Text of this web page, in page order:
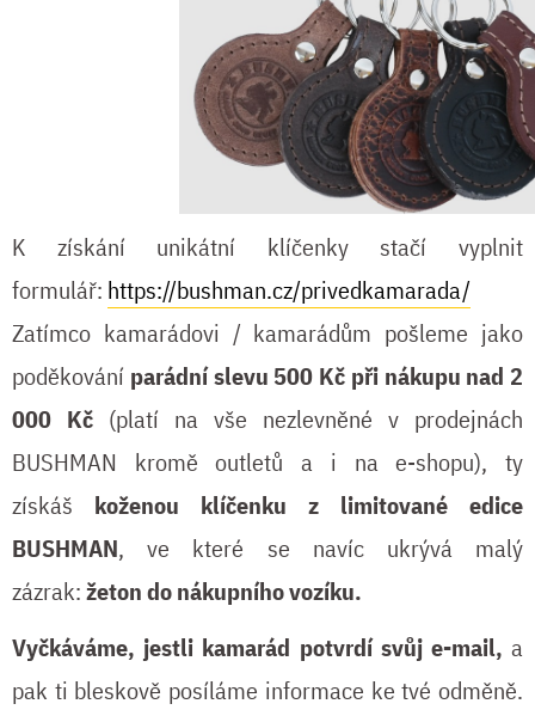
K získání unikátní klíčenky stačí vyplnit
formulář: https://bushman.cz/privedkamarada/
Zatímco kamarádovi / kamarádům pošleme jako
poděkování parádní slevu 500 Kč při nákupu nad 2
000 Kč (platí na vše nezlevněné v prodejnách
BUSHMAN kromě outletů a i na e-shopu), ty
získáš koženou klíčenku z limitované edice
BUSHMAN, ve které se navíc ukrývá malý
zázrak:žeton do nákupního vozíku.
Vyčkáváme, jestli kamarád potvrdí svůj e-mail, a
pak ti bleskově posíláme informace ke tvé odměně.